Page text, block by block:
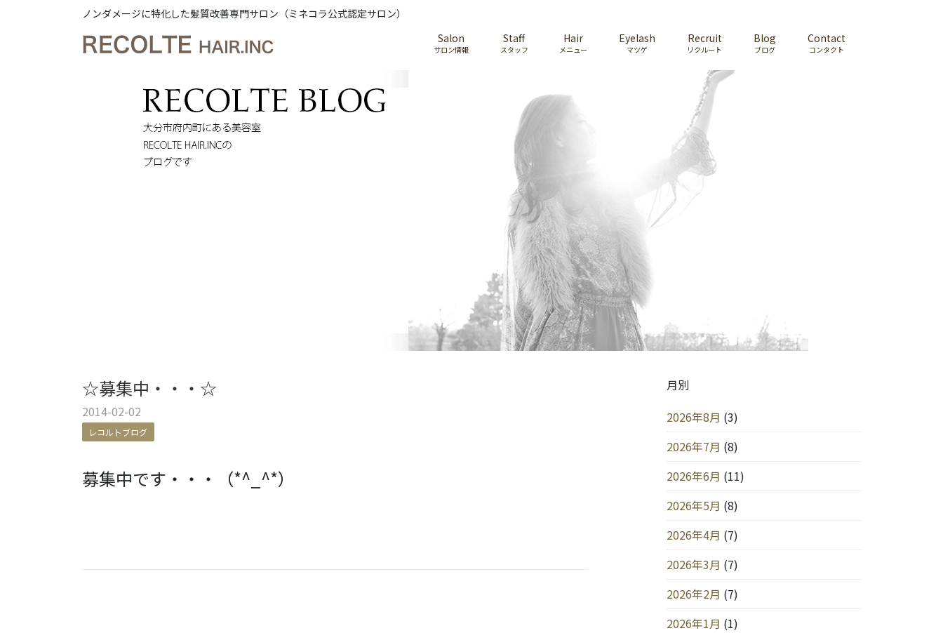
ノンダメージに特化した髪質改善専門サロン（ミネコラ公式認定サロン）
Salon
サロン情報
Staff
スタッフ
Hair
メニュー
Eyelash
マツゲ
Recruit
リクルート
Blog
ブログ
Contact
コンタクト
☆募集中・・・☆
2014-02-02
レコルトブログ
募集中です・・・（*^_^*）
月別
2026年8月 (3)
2026年7月 (8)
2026年6月 (11)
2026年5月 (8)
2026年4月 (7)
2026年3月 (7)
2026年2月 (7)
2026年1月 (1)